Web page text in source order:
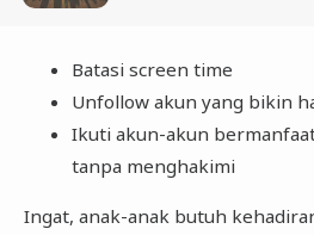
Batasi screen time
Unfollow akun yang bikin
Ikuti akun-akun
tanpa menghakimi
Ingat, anak-anak butuh